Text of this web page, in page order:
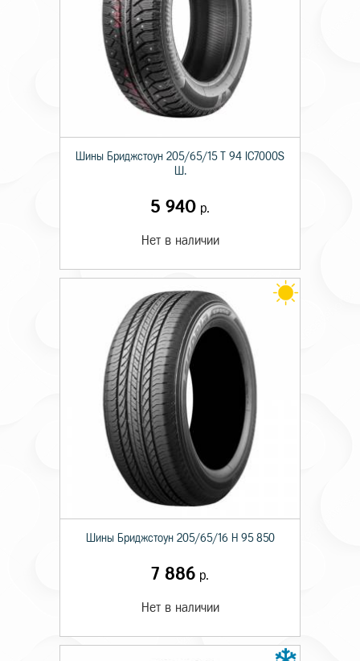
Шины Бриджстоун 205/65/15 T 94 IC7000S
Ш.
5 940 р.
Нет в наличии
Шины Бриджстоун 205/65/16 H 95 850
7 886 р.
Нет в наличии